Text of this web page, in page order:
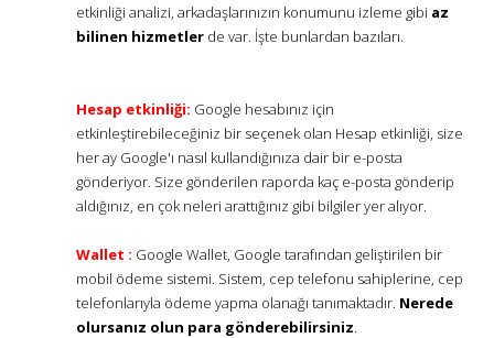
etkinliği analizi, arkadaşlarınızın konumunu izleme gibi az
bilinen hizmetler de var. İşte bunlardan bazıları.
Hesap etkinliği: Google hesabınız için
etkinleştirebileceğiniz bir seçenek olan Hesap etkinliği, size
her ay Google'ı nasıl kullandığınıza dair bir e-posta
gönderiyor. Size gönderilen raporda kaç e-posta gönderip
aldığınız, en çok neleri arattığınız gibi bilgiler yer alıyor.
Wallet : Google Wallet, Google tarafından geliştirilen bir
mobil ödeme sistemi. Sistem, cep telefonu sahiplerine, cep
telefonlarıyla ödeme yapma olanağı tanımaktadır. Nerede
olursanız olun para gönderebilirsiniz.